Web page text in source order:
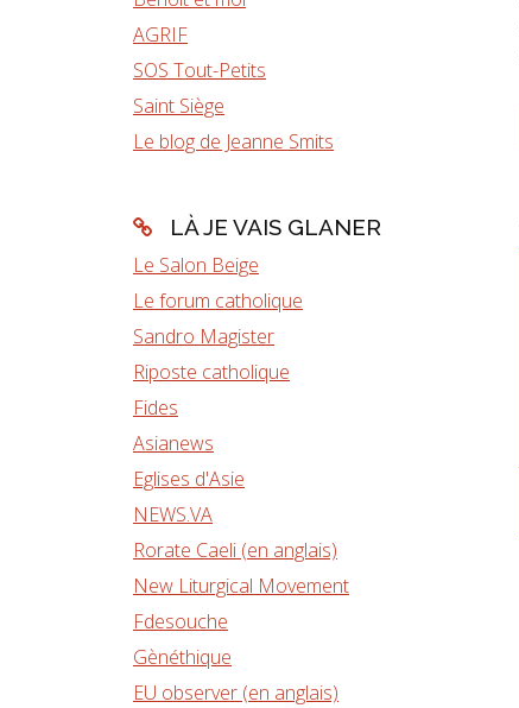
AGRIF
SOS Tout-Petits
Saint Siège
Le blog de Jeanne Smits
LÀ JE VAIS GLANER
Le Salon Beige
Le forum catholique
Sandro Magister
Riposte catholique
Fides
Asianews
Eglises d'Asie
NEWS.VA
Rorate Caeli (en anglais)
New Liturgical Movement
Fdesouche
Gènéthique
EU observer (en anglais)